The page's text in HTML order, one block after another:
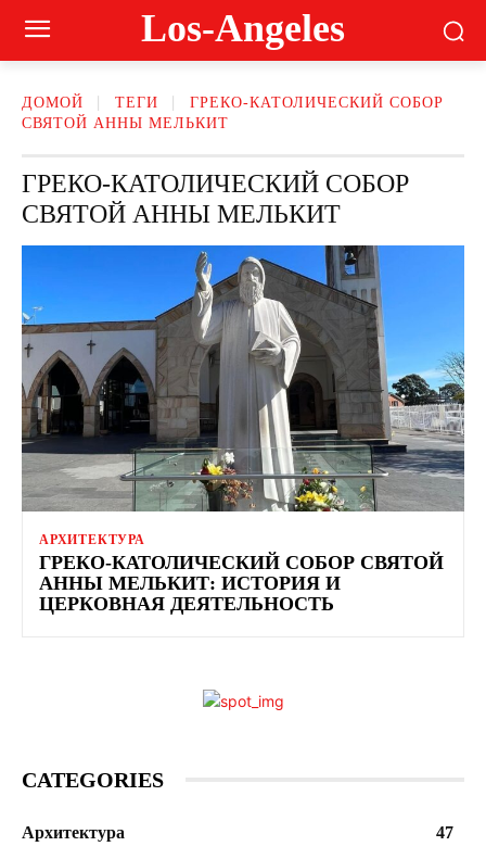
Los-Angeles
ДОМОЙ ТЕГИ
ГРЕКО-КАТОЛИЧЕСКИЙ СОБОР
СВЯТОЙ АННЫ МЕЛЬКИТ
ГРЕКО-КАТОЛИЧЕСКИЙ СОБОР
СВЯТОЙ АННЫ МЕЛЬКИТ
АРХИТЕКТУРА
ГРЕКО-КАТОЛИЧЕСКИЙ СОБОР СВЯТОЙ
АННЫ МЕЛЬКИТ: ИСТОРИЯ И
ЦЕРКОВНАЯ ДЕЯТЕЛЬНОСТЬ
CATEGORIES
Архитектура
47